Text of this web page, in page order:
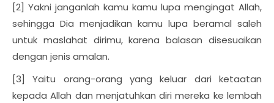
[2] Yakni janganlah kamu kamu lupa mengingat Allah,
sehingga Dia menjadikan kamu lupa beramal saleh
untuk maslahat dirimu, karena balasan disesuaikan
dengan jenis amalan.
[3] Yaitu orang-orang yang keluar dari ketaatan
kepada Allah dan menjatuhkan diri mereka ke lembah